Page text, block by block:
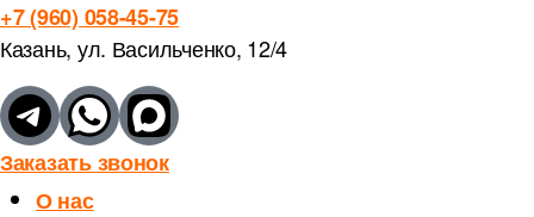
+7 (960) 058-45-75
Казань, ул. Васильченко, 12/4
Заказать звонок
О нас